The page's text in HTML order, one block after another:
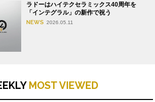
ラドーはハイテクセラミックス40周年を
「インテグラル」の新作で祝う
NEWS 2026.05.11
MOST VIEWED